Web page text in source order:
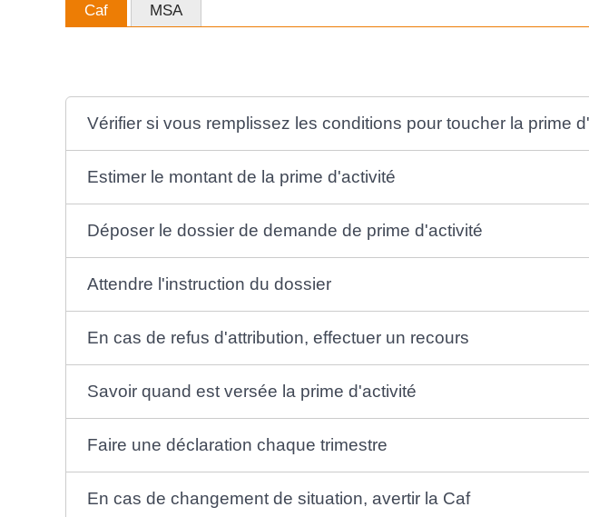
Caf MSA
Vérifier si vous remplissez les conditions pour toucher la prime
Estimer le montant de la prime d'activité
Déposer le dossier de demande de prime d'activité
Attendre l'instruction du dossier
En cas de refus d'attribution, effectuer un recours
Savoir quand est versée la prime d'activité
Faire une déclaration chaque trimestre
En cas de changement de situation, avertir la Caf